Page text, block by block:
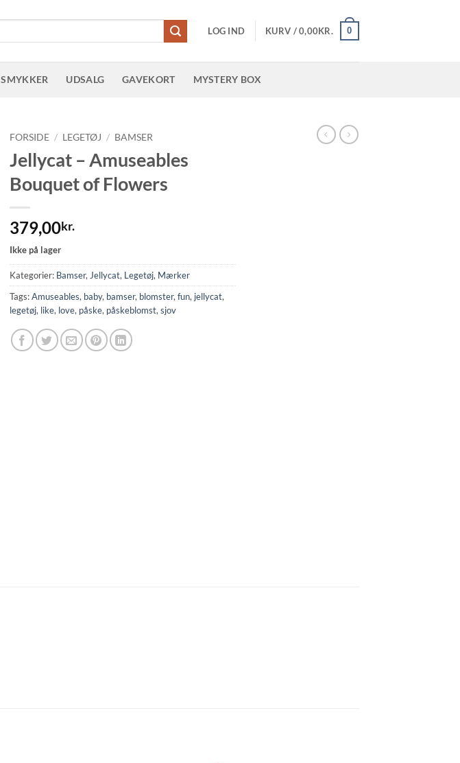
LOG IND KURV /0,00KR. 0
SMYKKER UDSALG GAVEKORT MYSTERY BOX
FORSIDE / LEGETØJ / BAMSER
Jellycat – Amuseables
Bouquet of Flowers
379,00kr.
Ikke på lager
Kategorier: Bamser, Jellycat, Legetøj, Mærker
Tags:Amuseables, baby, bamser, blomster, fun, jellycat,
legetøj, like, love, påske, påskeblomst, sjov